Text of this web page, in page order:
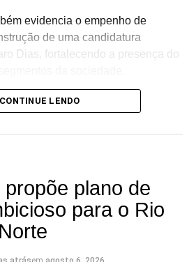
evidencia o empenho de
de uma candidatura
Dias, fortalecendo a presença do
o PL Jovem ganha um
de mobilização para a
CONTINUE LENDO
plano de
para o Rio